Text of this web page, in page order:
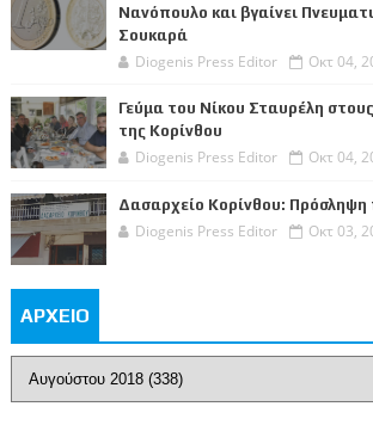
Νανόπουλο και βγαίνει
Σουκαρά
Diogenis Press Editor Οκτ 04,
Γεύμα του Νίκου Σταυρέλη
της Κορίνθου
Diogenis Press Editor Οκτ 04,
Δασαρχείο Κορίνθου:
Diogenis Press Editor Οκτ 03,
ΑΡΧΕΙΟ